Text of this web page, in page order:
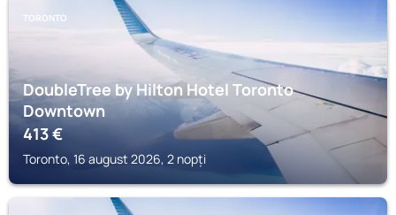
TORONTO
DoubleTree by Hilton Hotel Toronto
Downtown
413€
Toronto, 16 august 2026, 2 nopți